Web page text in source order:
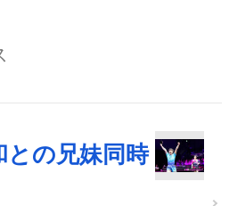
との兄妹同時